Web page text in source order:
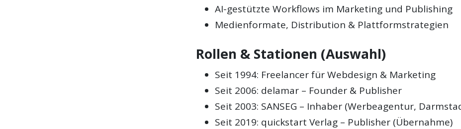
AI-gestützte Workflows im Marketing und Publishing
Medienformate, Distribution & Plattformstrategien
Rollen & Stationen (Auswahl)
Seit 1994: Freelancer für Webdesign & Marketing
Seit 2006: delamar – Founder & Publisher
Seit 2003: SANSEG – Inhaber (Werbeagentur,
Seit 2019: quickstart Verlag – Publisher (Übernahme)